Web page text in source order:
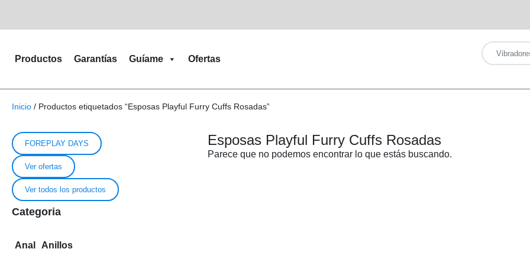
Productos Garantías Guíame Ofertas
Inicio / Productos etiquetados “Esposas Playful Furry Cuffs Rosadas”
FOREPLAY DAYS
Ver ofertas
Ver todos los productos
Categoria
Anal Anillos
Esposas Playful Furry Cuffs Rosadas
Parece que no podemos encontrar lo que estás buscando.